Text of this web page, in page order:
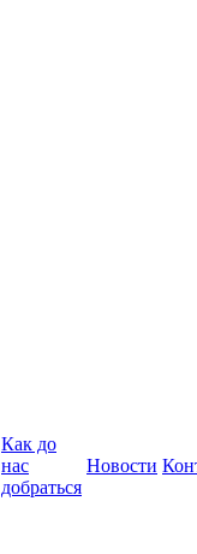
Как до
нас
добраться
Новости